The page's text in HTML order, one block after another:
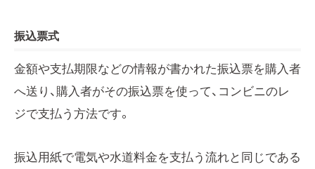
振込票式
金額や支払期限などの情報が書かれた振込票を購入者
へ送り、購入者がその振込票を使って、コンビニのレ
ジで支払う方法です。
振込用紙で電気や水道料金を支払う流れと同じである